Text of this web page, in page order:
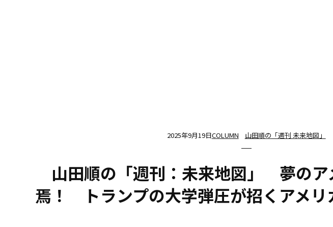
2025年9月19日COLUMN 山田順の「週刊 未来地図」
山田順の「週刊：未来地図」 夢のア
焉！ トランプの大学弾圧が招くアメリ